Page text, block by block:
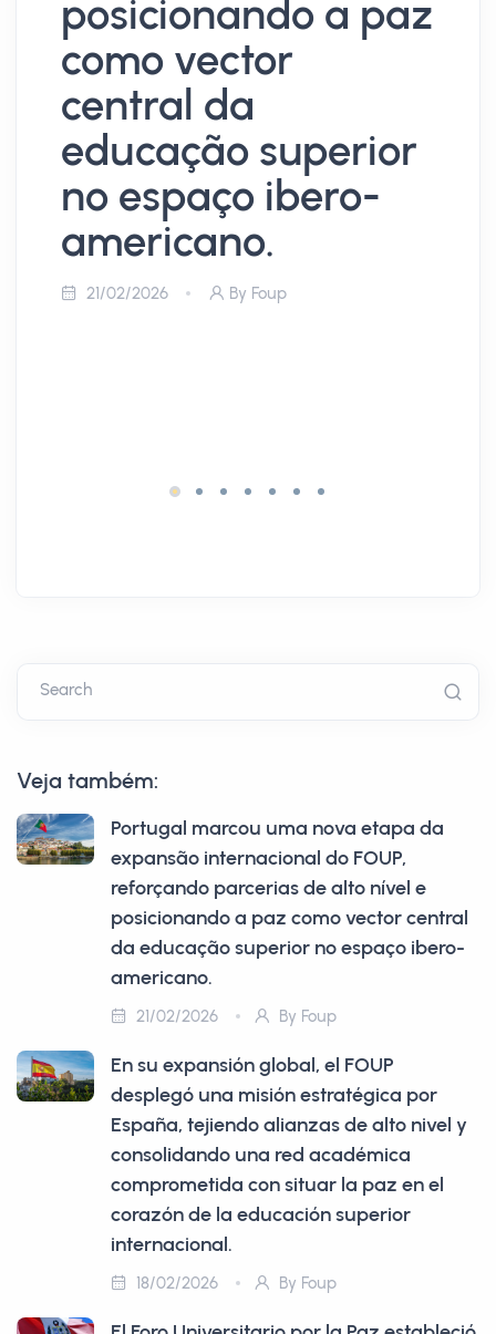
posicionando a paz
como vector
central da
educação superior
no espaço ibero-
americano.
21/02/2026 By Foup
Search
Veja também:
Portugal marcou uma nova etapa da
expansão internacional do FOUP,
reforçando parcerias de alto nível e
posicionando a paz como vector central
da educação superior no espaço ibero-
americano.
21/02/2026 By Foup
En su expansión global, el FOUP
desplegó una misión estratégica por
España, tejiendo alianzas de alto nivel y
consolidando una red académica
comprometida con situar la paz en el
corazón de la educación superior
internacional.
18/02/2026 By Foup